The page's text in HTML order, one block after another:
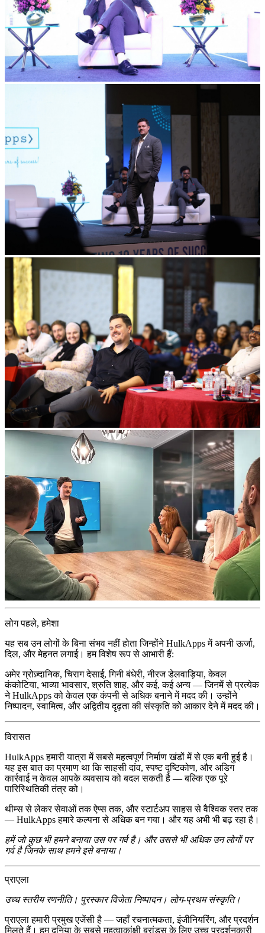
लोग पहले, हमेशा
यह सब उन लोगों के बिना संभव नहीं होता जिन्होंने HulkApps में अपनी ऊर्जा,
दिल, और मेहनत लगाई। हम विशेष रूप से आभारी हैं:
अमेर ग्रोज़्दानिक, चिराग देसाई, गिनी बंधेरी, नीरज डेलवाड़िया, केवल
कंकोटिया, भाव्या भावसार, श्रुति शाह, और कई, कई अन्य — जिनमें से प्रत्येक
ने HulkApps को केवल एक कंपनी से अधिक बनाने में मदद की। उन्होंने
निष्पादन, स्वामित्व, और अद्वितीय दृढ़ता की संस्कृति को आकार देने में मदद की।
विरासत
HulkApps हमारी यात्रा में सबसे महत्वपूर्ण निर्माण खंडों में से एक बनी हुई है।
यह इस बात का प्रमाण था कि साहसी दांव, स्पष्ट दृष्टिकोण, और अडिग
कार्रवाई न केवल आपके व्यवसाय को बदल सकती है — बल्कि एक पूरे
पारिस्थितिकी तंत्र को।
थीम्स से लेकर सेवाओं तक ऐप्स तक, और स्टार्टअप साहस से वैश्विक स्तर तक
— HulkApps हमारे कल्पना से अधिक बन गया। और यह अभी भी बढ़ रहा है।
हमें जो कुछ भी हमने बनाया उस पर गर्व है। और उससे भी अधिक उन लोगों पर
गर्व है जिनके साथ हमने इसे बनाया।
प्राएला
उच्च स्तरीय रणनीति। पुरस्कार विजेता निष्पादन। लोग-प्रथम संस्कृति।
प्राएला हमारी प्रमुख एजेंसी है — जहाँ रचनात्मकता, इंजीनियरिंग, और प्रदर्शन
मिलते हैं। हम दुनिया के सबसे महत्वाकांक्षी ब्रांड्स के लिए उच्च प्रदर्शनकारी